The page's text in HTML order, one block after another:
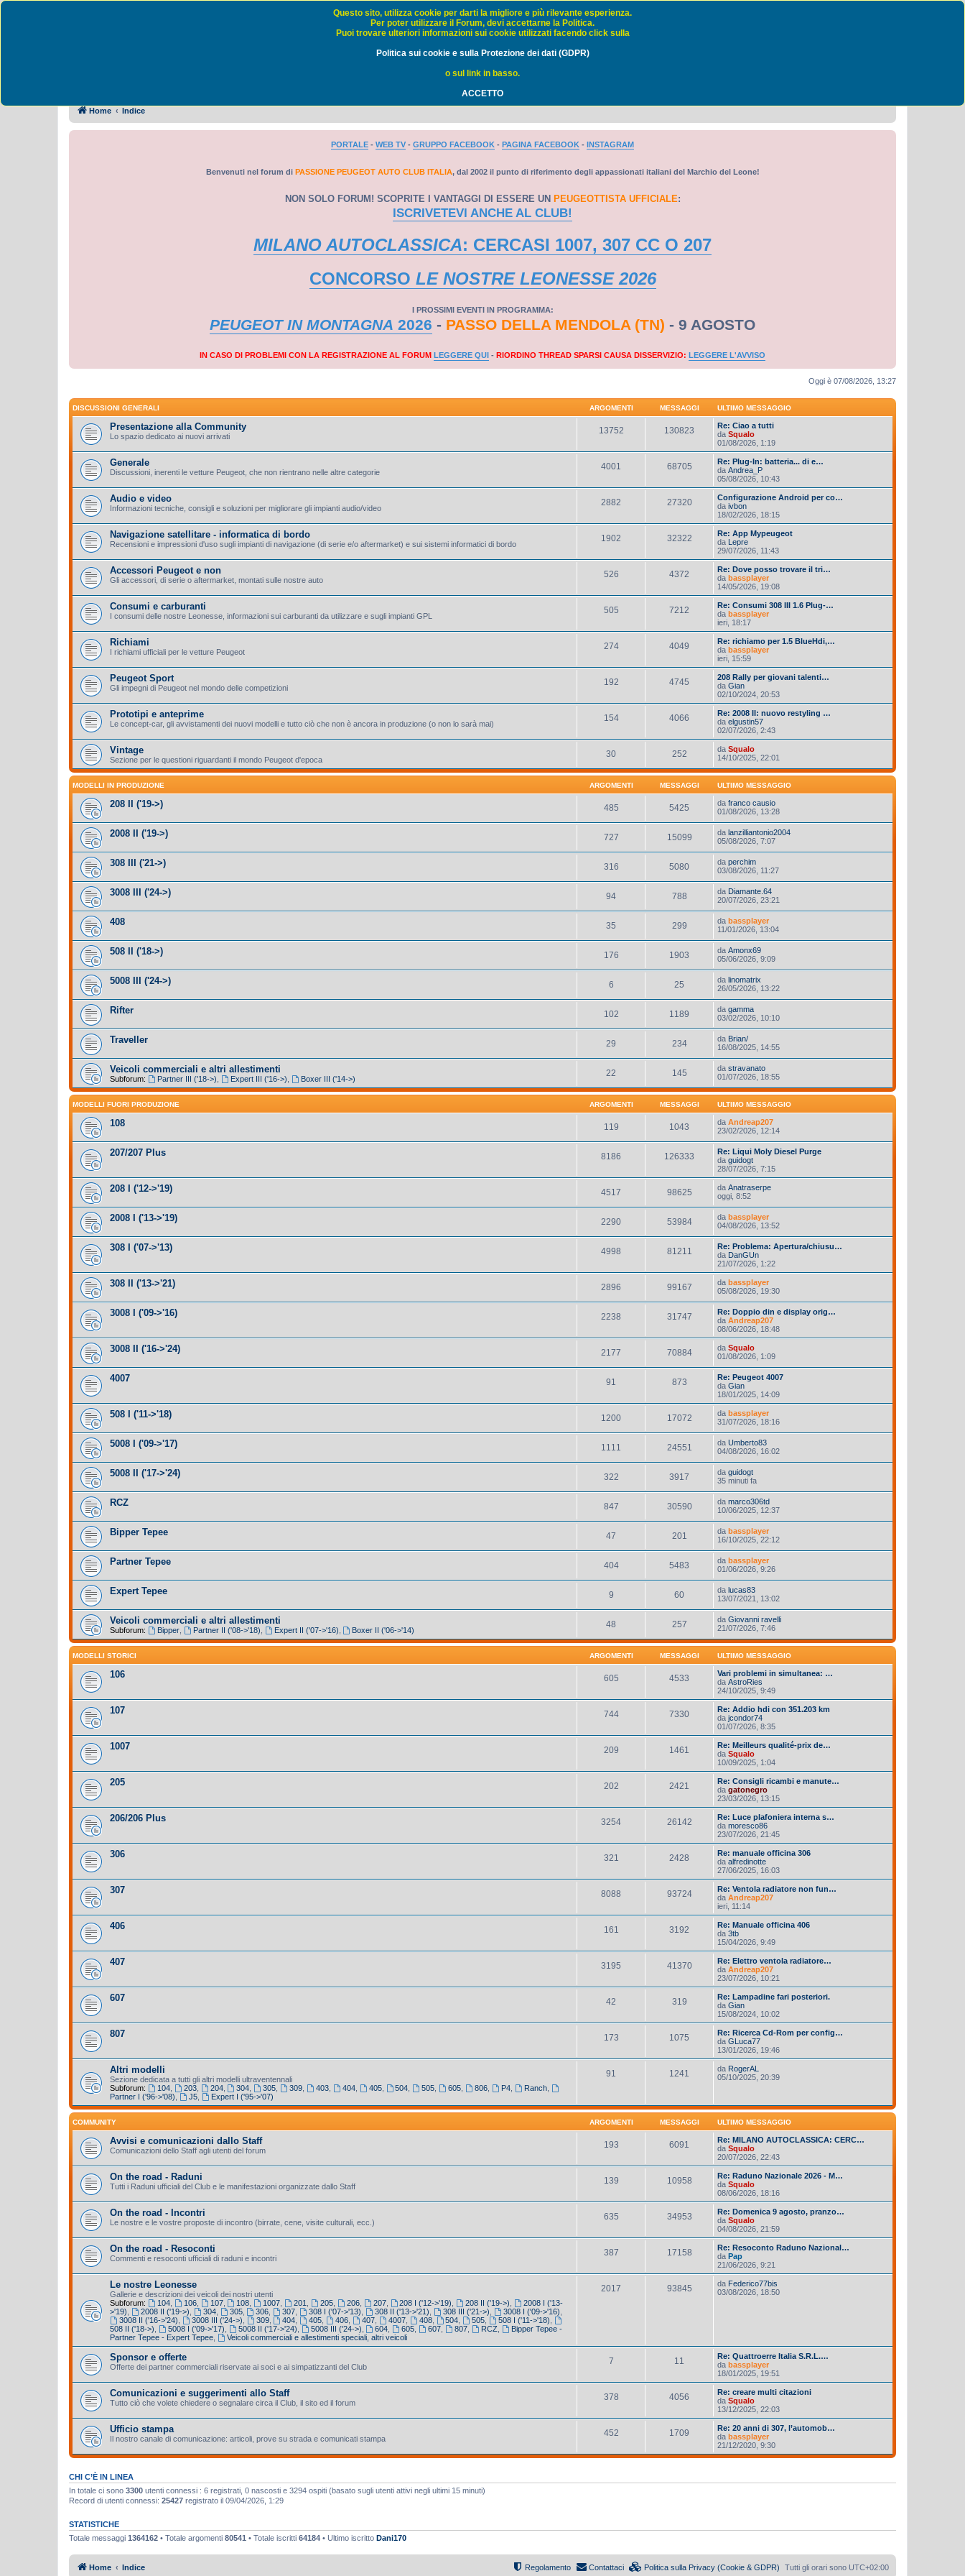
Home Indice
PORTALE - WEB TV - GRUPPO FACEBOOK - PAGINA FACEBOOK - INSTAGRAM
Benvenuti nel forum di PASSIONE PEUGEOT AUTO CLUB ITALIA, dal 2002 il punto di riferimento degli appassionati italiani del Marchio del Leone!
NON SOLO FORUM! SCOPRITE I VANTAGGI DI ESSERE UN PEUGEOTTISTA UFFICIALE:
ISCRIVETEVI ANCHE AL CLUB!
MILANO AUTOCLASSICA: CERCASI 1007, 307 CC O 207
CONCORSO LE NOSTRE LEONESSE 2026
I PROSSIMI EVENTI IN PROGRAMMA:
PEUGEOT IN MONTAGNA 2026 - PASSO DELLA MENDOLA (TN) - 9 AGOSTO
IN CASO DI PROBLEMI CON LA REGISTRAZIONE AL FORUM LEGGERE QUI - RIORDINO THREAD SPARSI CAUSA DISSERVIZIO: LEGGERE L'AVVISO
Oggi è 07/08/2026, 13:27
DISCUSSIONI GENERALI ARGOMENTI MESSAGGI ULTIMO MESSAGGIO
Presentazione alla Community
Lo spazio dedicato ai nuovi arrivati
13752 130823
Re: Ciao a tutti
da Squalo
01/08/2026, 1:19
Generale
Discussioni, inerenti le vetture Peugeot, che non rientrano nelle altre categorie
4001 68705
Re: Plug-In: batteria... di e…
da Andrea_P
05/08/2026, 10:43
Audio e video
Informazioni tecniche, consigli e soluzioni per migliorare gli impianti audio/video
2882 27320
Configurazione Android per co…
da ivbon
18/02/2026, 18:15
Navigazione satellitare - informatica di bordo
Recensioni e impressioni d'uso sugli impianti di navigazione (di serie e/o aftermarket) e sui sistemi informatici di bordo
1902 32322
Re: App Mypeugeot
da Lepre
29/07/2026, 11:43
Accessori Peugeot e non
Gli accessori, di serie o aftermarket, montati sulle nostre auto
526 4372
Re: Dove posso trovare il tri…
da bassplayer
14/05/2026, 19:08
Consumi e carburanti
I consumi delle nostre Leonesse, informazioni sui carburanti da utilizzare e sugli impianti GPL
505 7212
Re: Consumi 308 III 1.6 Plug-…
da bassplayer
ieri, 18:17
Richiami
I richiami ufficiali per le vetture Peugeot
274 4049
Re: richiamo per 1.5 BlueHdi,…
da bassplayer
ieri, 15:59
Peugeot Sport
Gli impegni di Peugeot nel mondo delle competizioni
192 4745
208 Rally per giovani talenti…
da Gian
02/10/2024, 20:53
Prototipi e anteprime
Le concept-car, gli avvistamenti dei nuovi modelli e tutto ciò che non è ancora in produzione (o non lo sarà mai)
154 4066
Re: 2008 II: nuovo restyling …
da elgustin57
02/07/2026, 2:43
Vintage
Sezione per le questioni riguardanti il mondo Peugeot d'epoca
30 252 da Squalo
14/10/2025, 22:01
MODELLI IN PRODUZIONE ARGOMENTI MESSAGGI ULTIMO MESSAGGIO
208 II ('19->) 485 5425 da franco causio
01/08/2026, 13:28
2008 II ('19->) 727 15099 da lanzilliantonio2004
05/08/2026, 7:07
308 III ('21->) 316 5080 da perchim
03/08/2026, 11:27
3008 III ('24->) 94 788 da Diamante.64
20/07/2026, 23:21
408 35 299 da bassplayer
11/01/2026, 13:04
508 II ('18->) 176 1903 da Amonx69
05/06/2026, 9:09
5008 III ('24->) 6 25 da linomatrix
26/05/2026, 13:22
Rifter 102 1189 da gamma
03/02/2026, 10:10
Traveller 29 234 da Brian/
16/08/2025, 14:55
Veicoli commerciali e altri allestimenti
Subforum: Partner III ('18->) Expert III ('16->) Boxer III ('14->)
22 145 da stravanato
01/07/2026, 18:55
MODELLI FUORI PRODUZIONE ARGOMENTI MESSAGGI ULTIMO MESSAGGIO
108 119 1043 da Andreap207
23/02/2026, 12:14
207/207 Plus 8186 126333
Re: Liqui Moly Diesel Purge
da guidogt
28/07/2026, 7:15
208 I ('12->'19) 4517 98625 da Anatraserpe
oggi, 8:52
2008 I ('13->'19) 2290 53984 da bassplayer
04/08/2026, 13:52
308 I ('07->'13) 4998 81211
Re: Problema: Apertura/chiusu…
da DanGUn
21/07/2026, 1:22
308 II ('13->'21) 2896 99167 da bassplayer
05/08/2026, 19:30
3008 I ('09->'16) 2238 31747
Re: Doppio din e display orig…
da Andreap207
08/06/2026, 18:48
3008 II ('16->'24) 2177 70884 da Squalo
01/08/2026, 1:09
4007 91 873
Re: Peugeot 4007
da Gian
18/01/2025, 14:09
508 I ('11->'18) 1200 17072 da bassplayer
31/07/2026, 18:16
5008 I ('09->'17) 1111 24551 da Umberto83
04/08/2026, 16:02
5008 II ('17->'24) 322 3917 da guidogt
35 minuti fa
RCZ 847 30590 da marco306td
10/06/2025, 12:37
Bipper Tepee 47 201 da bassplayer
16/10/2025, 22:12
Partner Tepee 404 5483 da bassplayer
01/06/2026, 9:26
Expert Tepee 9 60 da lucas83
13/07/2021, 13:02
Veicoli commerciali e altri allestimenti
Subforum: Bipper, Partner II ('08->'18) Expert II ('07->'16) Boxer II ('06->'14)
48 257 da Giovanni ravelli
21/07/2026, 7:46
MODELLI STORICI ARGOMENTI MESSAGGI ULTIMO MESSAGGIO
106 605 4533
Vari problemi in simultanea: …
da AstroRies
24/10/2025, 9:49
107 744 7330
Re: Addio hdi con 351.203 km
da jcondor74
01/07/2026, 8:35
1007 209 1461
Re: Meilleurs qualité-prix de…
da Squalo
10/09/2025, 1:04
205 202 2421
Re: Consigli ricambi e manute…
da gatonegro
23/03/2026, 13:15
206/206 Plus 3254 26142
Re: Luce plafoniera interna s…
da moresco86
23/07/2026, 21:45
306 321 2428
Re: manuale officina 306
da alfredinotte
27/06/2025, 16:03
307 8088 93724
Re: Ventola radiatore non fun…
da Andreap207
ieri, 11:14
406 161 3192
Re: Manuale officina 406
da 3tb
15/04/2026, 9:49
407 3195 41370
Re: Elettro ventola radiatore…
da Andreap207
23/07/2026, 10:21
607 42 319
Re: Lampadine fari posteriori.
da Gian
15/08/2024, 10:02
807 173 1075
Re: Ricerca Cd-Rom per config…
da GLuca77
13/01/2026, 19:46
Altri modelli
Sezione dedicata a tutti gli altri modelli ultraventennali
Subforum:
104, 203, 204, 304 305 309 403, 404, 405, 504 505 605 806, P4, Ranch,
Partner I ('96->'08)
J5, Expert I ('95->'07)
91 1241 da RogerAL
05/10/2025, 20:39
COMMUNITY ARGOMENTI MESSAGGI ULTIMO MESSAGGIO
Avvisi e comunicazioni dallo Staff
Comunicazioni dello Staff agli utenti del forum
193 6091
Re: MILANO AUTOCLASSICA: CERC…
da Squalo
20/07/2026, 22:43
On the road - Raduni
Tutti i Raduni ufficiali del Club e le manifestazioni organizzate dallo Staff
139 10958
Re: Raduno Nazionale 2026 - M…
da Squalo
08/06/2026, 18:16
On the road - Incontri
Le nostre e le vostre proposte di incontro (birrate, cene, visite culturali, ecc.)
635 34953
Re: Domenica 9 agosto, pranzo…
da Squalo
04/08/2026, 21:59
On the road - Resoconti
Commenti e resoconti ufficiali di raduni e incontri
387 17158
Re: Resoconto Raduno Nazional…
da Pap
21/06/2026, 9:21
Le nostre Leonesse
Gallerie e descrizioni dei veicoli dei nostri utenti
Subforum:
104, 106, 107, 108 1007 201 205, 206, 207, 208 I ('12->'19) 208 II ('19->)
2008 I ('13-
>'19)
2008 II ('19->) 304, 305, 306 307 308 I ('07->'13) 308 II ('13->'21) 308 III ('21->) 3008 I ('09->'16)
3008 II ('16->'24)
3008 III ('24->) 309, 404 405 406 407, 4007, 408, 504 505 508 I ('11->'18)
508 II ('18->)
5008 I ('09->'17) 5008 II ('17->'24) 5008 III ('24->) 604 605 607 807, RCZ
Bipper Tepee -
Partner Tepee - Expert Tepee
Veicoli commerciali e allestimenti speciali, altri veicoli
2017 93845 da Federico77bis
03/08/2026, 18:50
Sponsor e offerte
Offerte dei partner commerciali riservate ai soci e ai simpatizzanti del Club
7 11
Re: Quattroerre Italia S.R.L.…
da bassplayer
18/01/2025, 19:51
Comunicazioni e suggerimenti allo Staff
Tutto ciò che volete chiedere o segnalare circa il Club, il sito ed il forum
378 4056
Re: creare multi citazioni
da Squalo
13/12/2025, 22:03
Ufficio stampa
Il nostro canale di comunicazione: articoli, prove su strada e comunicati stampa
452 1709
Re: 20 anni di 307, l’automob…
da bassplayer
21/12/2020, 9:30
CHI C’È IN LINEA
In totale ci sono 3300 utenti connessi : 6 registrati, 0 nascosti e 3294 ospiti (basato sugli utenti attivi negli ultimi 15 minuti)
Record di utenti connessi: 25427 registrato il 09/04/2026, 1:29
STATISTICHE
Totale messaggi 1364162 • Totale argomenti 80541 • Totale iscritti 64184 • Ultimo iscritto Dani170
Questo sito, utilizza cookie per darti la migliore e più rilevante esperienza.
Per poter utilizzare il Forum, devi accettarne la Politica.
Puoi trovare ulteriori informazioni sui cookie utilizzati facendo click sulla
Politica sui cookie e sulla Protezione dei dati (GDPR)
o sul link in basso.
ACCETTO
Home Indice Tutti gli orari sono UTC+02:00
Politica sulla Privacy (Cookie & GDPR)
Contattaci
Regolamento